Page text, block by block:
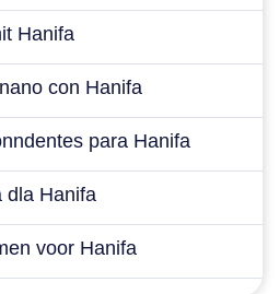
Hanifa
con Hanifa
para Hanifa
dla Hanifa
voor Hanifa